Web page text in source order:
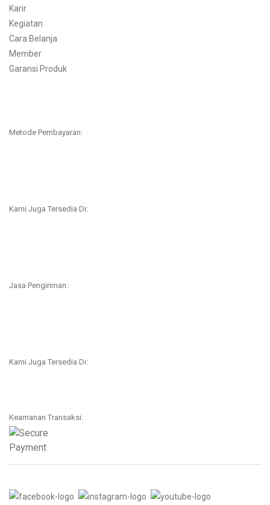
Karir
Kegiatan
Cara Belanja
Member
Garansi Produk
Metode Pembayaran:
Kami Juga Tersedia Di:
Jasa Pengiriman:
Kami Juga Tersedia Di:
Keamanan Transaksi: